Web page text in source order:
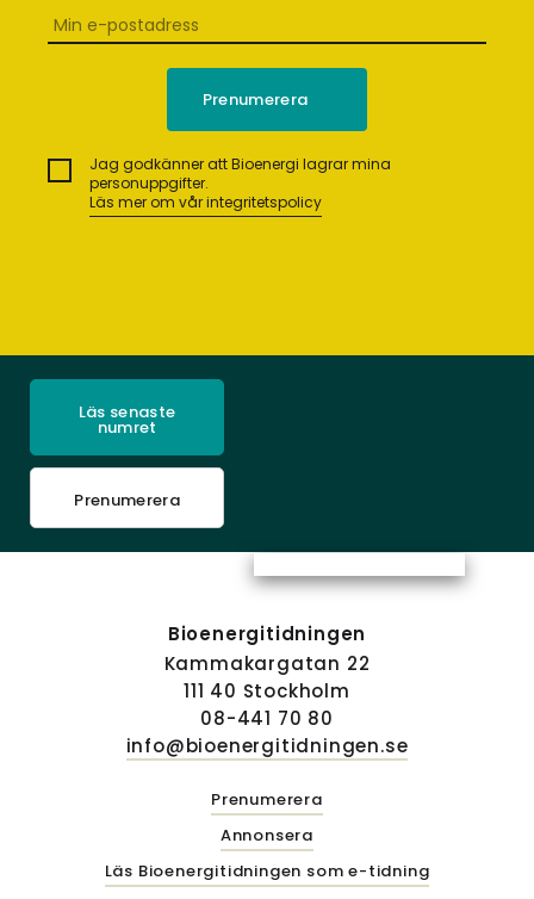
Jag godkänner att Bioenergi lagrar mina
personuppgifter.
Läs mer om vår integritetspolicy
Läs senaste
numret
Prenumerera
Bioenergitidningen
Kammakargatan 22
111 40 Stockholm
08-441 70 80
info@bioenergitidningen.se
Prenumerera
Annonsera
Läs Bioenergitidningen som e-tidning